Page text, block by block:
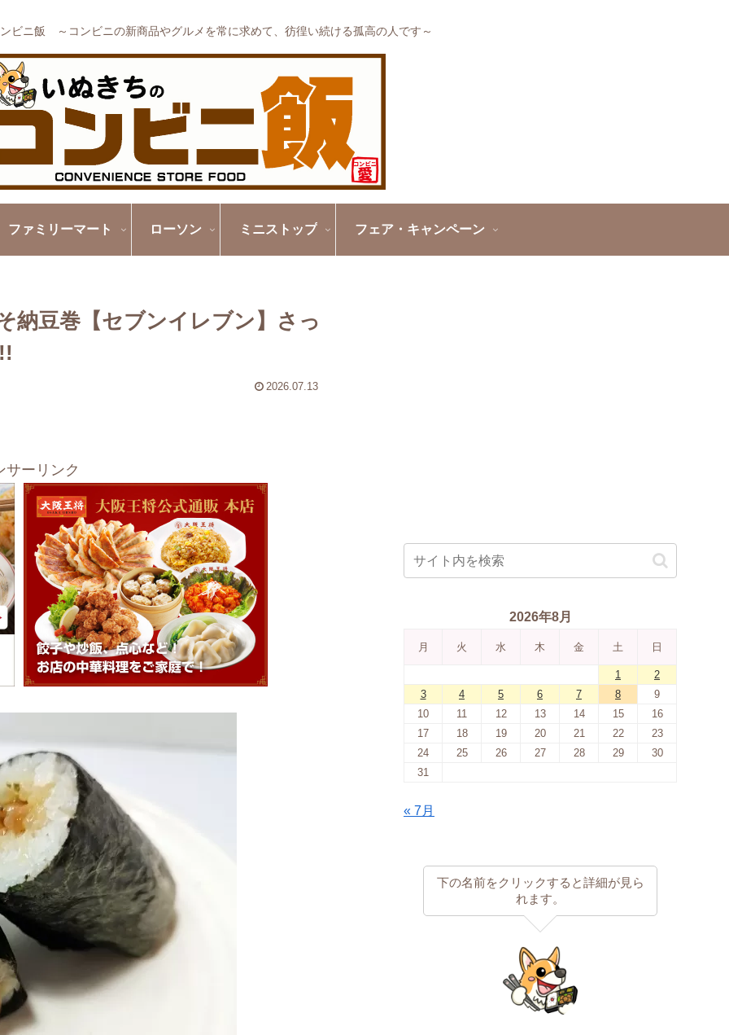
ビニ飯 ～コンビニの新商品やグルメを常に求めて、彷徨い続ける孤高の人です～
ファミリーマート ローソン ミニストップ フェア・キャンペーン
納豆巻【セブンイレブン】さっ
2026.07.13
サーリンク
2026年8月
月 火 水 木 金 土 日
1
2
3
4 5 6 7 8
9
10
11 12 13 14 15
16
17
18 19 20 21 22
23
24
25 26 27 28 29
30
31
« 7月
下の名前をクリックすると詳細が見ら
れます。